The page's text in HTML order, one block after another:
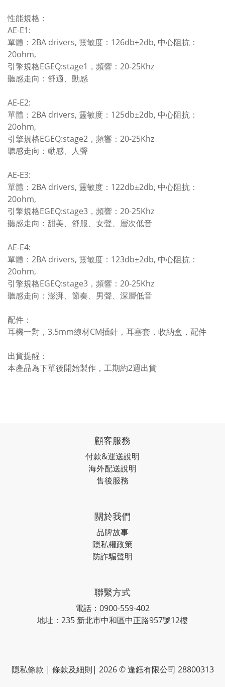
性能規格：
AE-E1:
單體：2BA drivers, 靈敏度：126db±2db, 中心阻抗：
20ohm,
引擎規格EGEQ:stage1，頻響：20-25Khz
聽感走向：舒適、動感
AE-E2:
單體：2BA drivers, 靈敏度：125db±2db, 中心阻抗：
20ohm,
引擎規格EGEQ:stage2，頻響：20-25Khz
聽感走向：動感、人聲
AE-E3:
單體：2BA drivers, 靈敏度：122db±2db, 中心阻抗：
20ohm,
引擎規格EGEQ:stage3，頻響：20-25Khz
聽感走向：甜美、舒服、女聲、層次低音
AE-E4:
單體：2BA drivers, 靈敏度：123db±2db, 中心阻抗：
20ohm,
引擎規格EGEQ:stage3，頻響：20-25Khz
聽感走向：澎湃、節奏、男聲、深層低音
配件：
耳機一對，3.5mm線材CM插針，耳塞套，收納盒，配件
出貨提醒：
本產品為下單後開始製作，工期約2週出貨
顧客服務
付款&運送說明
海外配送說明
售後服務
關於我們
品牌故事
隱私權政策
防詐騙聲明
聯繫方式
電話：0900-559-402
地址：235 新北市中和區中正路957號12樓
隱私條款 | 條款及細則| 2026 © 逢鈺有限公司 28800313